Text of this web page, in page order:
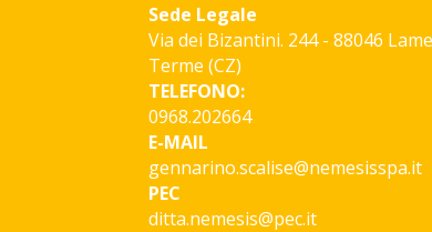
Sede Legale
Via dei Bizantini. 244 - 88046
Terme (CZ)
TELEFONO:
0968.202664
E-MAIL
gennarino.scalise@nemesisspa.it
PEC
ditta.nemesis@pec.it